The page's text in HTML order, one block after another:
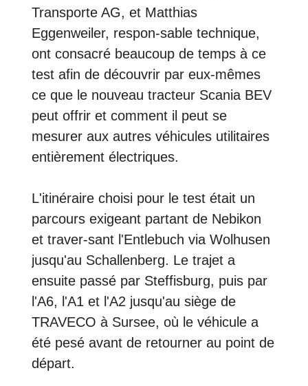
Transporte AG, et Matthias
Eggenweiler, respon-sable technique,
ont consacré beaucoup de temps à ce
test afin de découvrir par eux-mêmes
ce que le nouveau tracteur Scania BEV
peut offrir et comment il peut se
mesurer aux autres véhicules utilitaires
entièrement électriques.
L'itinéraire choisi pour le test était un
parcours exigeant partant de Nebikon
et traver-sant l'Entlebuch via Wolhusen
jusqu'au Schallenberg. Le trajet a
ensuite passé par Steffisburg, puis par
l'A6, l'A1 et l'A2 jusqu'au siège de
TRAVECO à Sursee, où le véhicule a
été pesé avant de retourner au point de
départ.